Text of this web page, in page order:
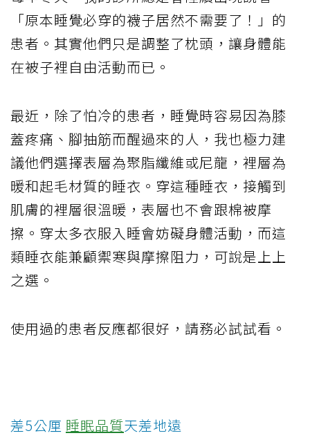
「原本睡覺必穿的襪子居然不需要了！」的
患者。其實他們只是調整了枕頭，讓身體能
在被子裡自由活動而已。
最近，除了怕冷的患者，睡覺時容易因為膝
蓋疼痛、腳抽筋而醒過來的人，我也極力建
議他們選擇表層為聚脂纖維或尼龍，裡層為
暖和起毛材質的睡衣。穿這種睡衣，接觸到
肌膚的裡層很溫暖，表層也不會跟棉被摩
擦。穿太多衣服入睡會妨礙身體活動，而這
類睡衣能兼顧禦寒與摩擦阻力，可說是上上
之選。
使用過的患者反應都很好，請務必試試看。
差5公厘 睡眠品質天差地遠